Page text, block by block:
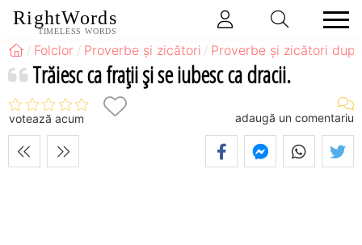
RightWords
TIMELESS WORDS
Folclor Proverbe și zicători Proverbe și zicători
Trăiesc ca fraţii şi se iubesc ca dracii.
votează acum adaugă un comentariu